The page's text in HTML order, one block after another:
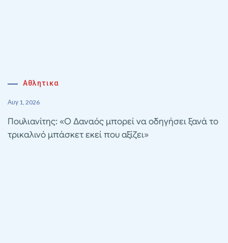
Αθλητικα
Αυγ 1, 2026
Πουλιανίτης: «Ο Δαναός μπορεί να οδηγήσει ξανά το
τρικαλινό μπάσκετ εκεί που αξίζει»